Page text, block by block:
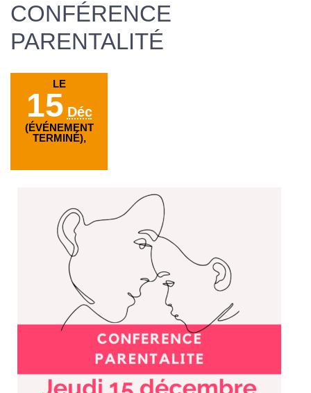
CONFÉRENCE
PARENTALITÉ
LE
15 Déc
(ÉVÉNEMENT
TERMINÉ),